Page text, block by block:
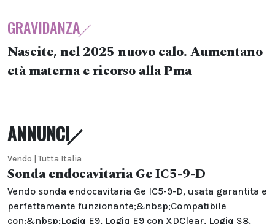
GRAVIDANZA
Nascite, nel 2025 nuovo calo. Aumentano
età materna e ricorso alla Pma
ANNUNCI
Vendo | Tutta Italia
Sonda endocavitaria Ge IC5-9-D
Vendo sonda endocavitaria Ge IC5-9-D, usata garantita e
perfettamente funzionante;&nbsp;Compatibile
con:&nbsp;Logiq E9, Logiq E9 con XDClear, Logiq S8,